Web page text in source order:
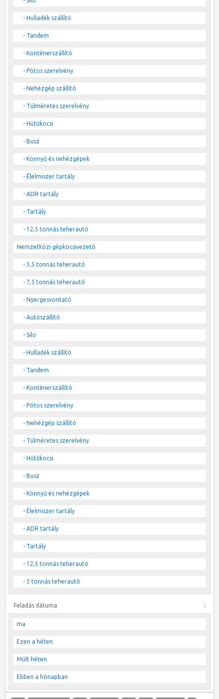
- Hulladék szállító
- Tandem
- Konténerszállító
- Pótos szerelvény
- Nehézgép szállító
- Túlméretes szerelvény
- Hűtőkocsi
- Busz
- Könnyű és nehézgépek
- Élelmiszer tartály
- ADR tartály
- Tartály
- 12,5 tonnás teherautó
Nemzetközi gépkocsivezető
- 3,5 tonnás teherautó
- 7,5 tonnás teherautó
- Nyergesvontató
- Autószállító
- Silo
- Hulladék szállító
- Tandem
- Konténerszállító
- Pótos szerelvény
- Nehézgép szállító
- Túlméretes szerelvény
- Hűtőkocsi
- Busz
- Könnyű és nehézgépek
- Élelmiszer tartály
- ADR tartály
- Tartály
- 12,5 tonnás teherautó
- 5 tonnás teherautó
Feladás dátuma
ma
Ezen a héten
Múlt héten
Ebben a hónapban